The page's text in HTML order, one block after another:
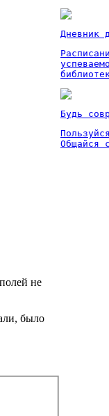
не
было
Дневник
Будь
Общайся